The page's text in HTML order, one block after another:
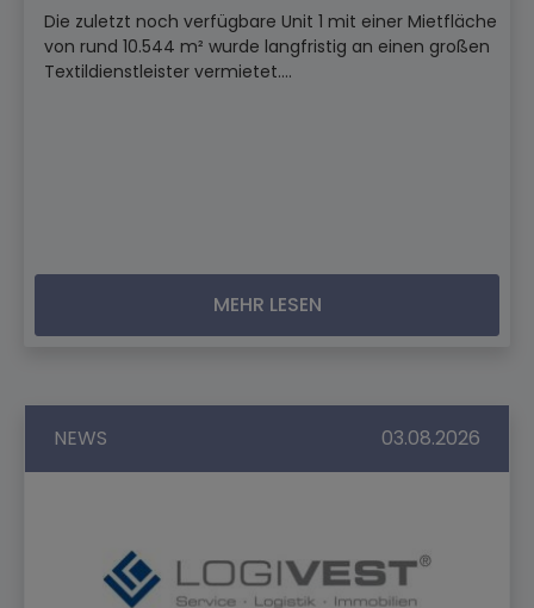
Die zuletzt noch verfügbare Unit 1 mit einer Mietfläche
von rund 10.544 m² wurde langfristig an einen großen
Textildienstleister vermietet....
MEHR LESEN
NEWS 03.08.2026